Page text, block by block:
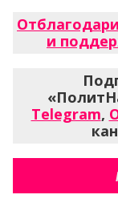
и
Telegram,